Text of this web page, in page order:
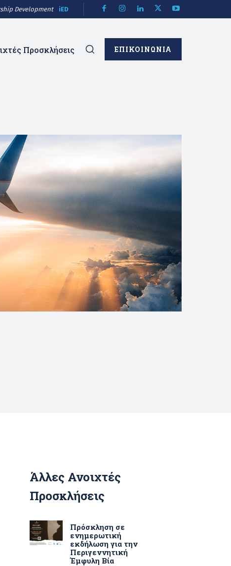
Development iED
Προσκλήσεις ΕΠΙΚΟΙΝΩΝΙΑ
Άλλες Ανοιχτές
Προσκλήσεις
Πρόσκληση σε
ενημερωτική
εκδήλωση για την
Περιγεννητική
Έμφυλη Βία